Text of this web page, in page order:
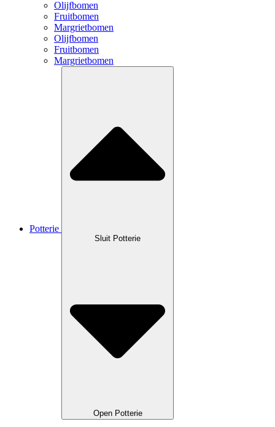
Olijfbomen
Fruitbomen
Margrietbomen
Olijfbomen
Fruitbomen
Margrietbomen
Potterie
Sluit Potterie
Open Potterie